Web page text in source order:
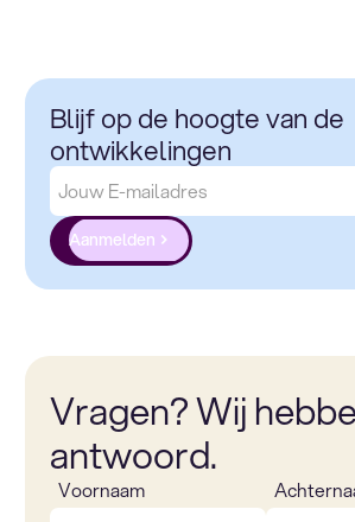
Blijf op de hoogte van de
ontwikkelingen
Aanmelden
Vragen? Wij
antwoord.
Voornaam